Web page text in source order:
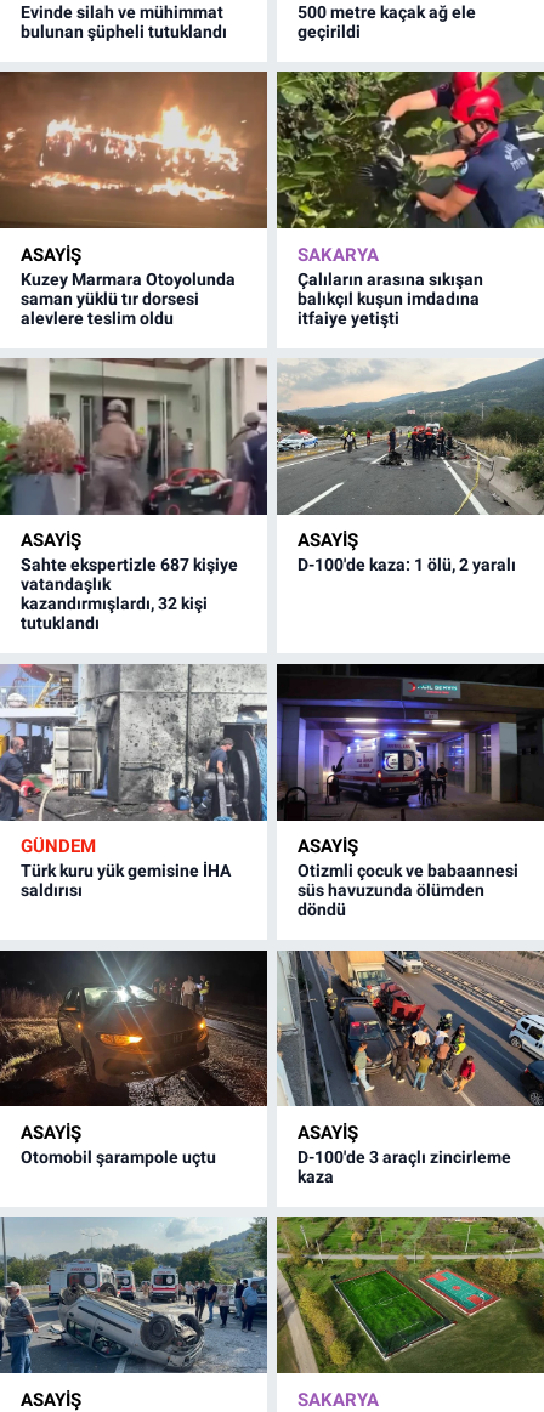
Evinde silah ve mühimmat
bulunan şüpheli tutuklandı
500 metre kaçak ağ ele
geçirildi
ASAYİŞ
Kuzey Marmara Otoyolunda
saman yüklü tır dorsesi
alevlere teslim oldu
SAKARYA
Çalıların arasına sıkışan
balıkçıl kuşun imdadına
itfaiye yetişti
ASAYİŞ
Sahte ekspertizle 687 kişiye
vatandaşlık
kazandırmışlardı, 32 kişi
tutuklandı
ASAYİŞ
D-100'de kaza: 1 ölü, 2 yaralı
GÜNDEM
Türk kuru yük gemisine İHA
saldırısı
ASAYİŞ
Otizmli çocuk ve babaannesi
süs havuzunda ölümden
döndü
ASAYİŞ
Otomobil şarampole uçtu
ASAYİŞ
D-100'de 3 araçlı zincirleme
kaza
ASAYİŞ SAKARYA